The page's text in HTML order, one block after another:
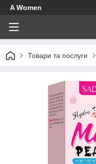
A Women
Товари та послуги